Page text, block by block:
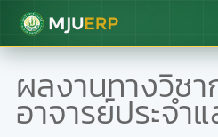
มหาวิทยาลัยแม่โจ้
ผลงานทางวิช
อาจารย์ประจำ